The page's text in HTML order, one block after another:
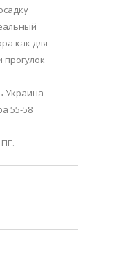
как для
прогулок
Украина
55-58